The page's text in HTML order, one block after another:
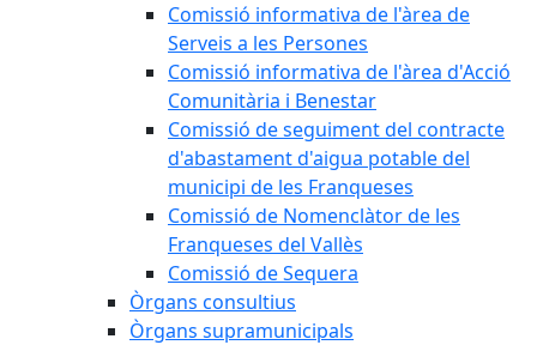
Comissió informativa de l'àrea de
Serveis a les Persones
Comissió informativa de l'àrea d'Acció
Comunitària i Benestar
Comissió de seguiment del contracte
d'abastament d'aigua potable del
municipi de les Franqueses
Comissió de Nomenclàtor de les
Franqueses del Vallès
Comissió de Sequera
Òrgans consultius
Òrgans supramunicipals